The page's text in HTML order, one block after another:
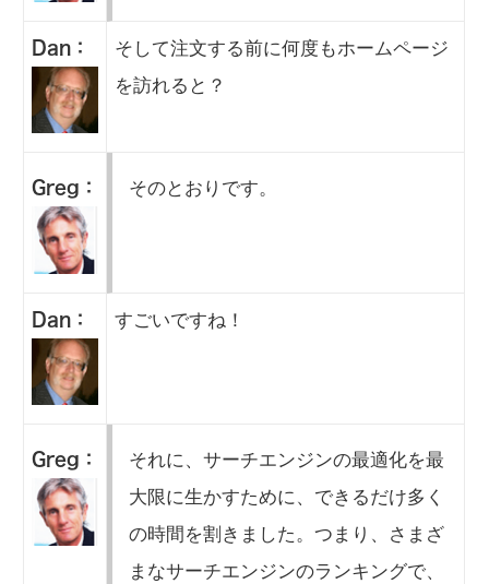
Dan：
そして注文する前に何度もホームページ
を訪れると？
Greg： そのとおりです。
Dan： すごいですね！
Greg：
それに、サーチエンジンの最適化を最
大限に生かすために、できるだけ多く
の時間を割きました。つまり、さまざ
まなサーチエンジンのランキングで、